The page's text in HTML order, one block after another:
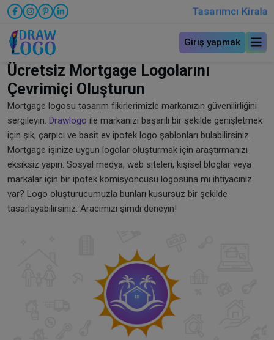
Tasarımcı Kirala
Giriş yapmak
Ücretsiz Mortgage Logolarını
Çevrimiçi Oluşturun
Mortgage logosu tasarım fikirlerimizle markanızın güvenilirliğini
sergileyin. Drawlogo ile markanızı başarılı bir şekilde genişletmek
için şık, çarpıcı ve basit ev ipotek logo şablonları bulabilirsiniz.
Mortgage işinize uygun logolar oluşturmak için araştırmanızı
eksiksiz yapın. Sosyal medya, web siteleri, kişisel bloglar veya
markalar için bir ipotek komisyoncusu logosuna mı ihtiyacınız
var? Logo oluşturucumuzla bunları kusursuz bir şekilde
tasarlayabilirsiniz. Aracımızı şimdi deneyin!